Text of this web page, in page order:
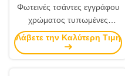
Φωτεινές τσάντες εγγράφου
χρώματος τυπωμένες
συνήθεια με το φύλλο
αλουμινίου που σφραγίζει/
Λάβετε την Καλύτερη Τιμή